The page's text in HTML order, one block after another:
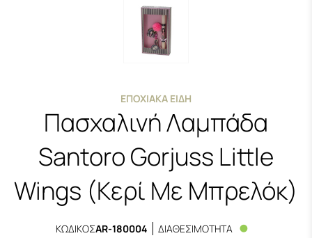
ΕΠΟΧΙΑΚΆ ΕΊΔΗ
Πασχαλινή Λαμπάδα
Santoro Gorjuss Little
Wings (Κερί Με Μπρελόκ)
ΚΩΔΙΚΟΣAR-180004 ΔΙΑΘΕΣΙΜΟΤΗΤΑ